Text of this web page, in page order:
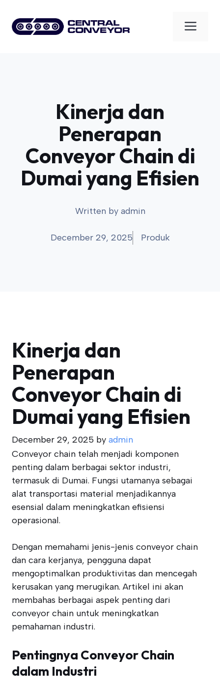
content
Kinerja dan
Penerapan
Conveyor Chain di
Dumai yang Efisien
Written by admin
December 29, 2025 Produk
Kinerja dan
Penerapan
Conveyor Chain di
Dumai yang Efisien
December 29, 2025 by admin
Conveyor chain telah menjadi komponen
penting dalam berbagai sektor industri,
termasuk di Dumai. Fungsi utamanya sebagai
alat transportasi material menjadikannya
esensial dalam meningkatkan efisiensi
operasional.
Dengan memahami jenis-jenis conveyor chain
dan cara kerjanya, pengguna dapat
mengoptimalkan produktivitas dan mencegah
kerusakan yang merugikan. Artikel ini akan
membahas berbagai aspek penting dari
conveyor chain untuk meningkatkan
pemahaman industri.
Pentingnya Conveyor Chain
dalam Industri